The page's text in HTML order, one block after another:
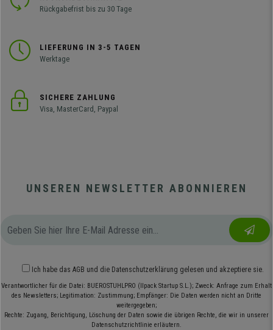
Rückgabefrist bis zu 30 Tage
LIEFERUNG IN 3-5 TAGEN
Werktage
SICHERE ZAHLUNG
Visa, MasterCard, Paypal
UNSEREN NEWSLETTER ABONNIEREN
Ich habe das AGB und die Datenschutzerklärung gelesen und akzeptiere sie.
Verantwortlicher für die Datei: BUEROSTUHLPRO (Ilpack Startup S.L.); Zweck: Anfrage zum Erhalt
des Newsletters; Legitimation: Zustimmung; Empfänger: Die Daten werden nicht an Dritte
weitergegeben;
Rechte: Zugang, Berichtigung, Löschung der Daten sowie die übrigen Rechte, die wir in unserer
Datenschutzrichtlinie erläutern.